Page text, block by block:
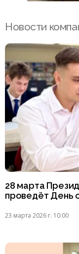
Новости
28 марта
проведёт День
23 марта 2026 г. 10:00